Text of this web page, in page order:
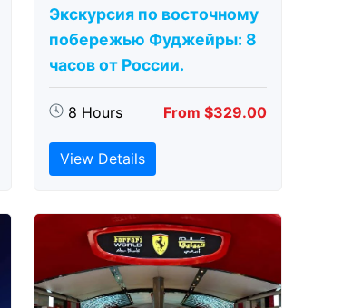
Экскурсия по восточному
побережью Фуджейры: 8
часов от России.
8 Hours From $329.00
View Details